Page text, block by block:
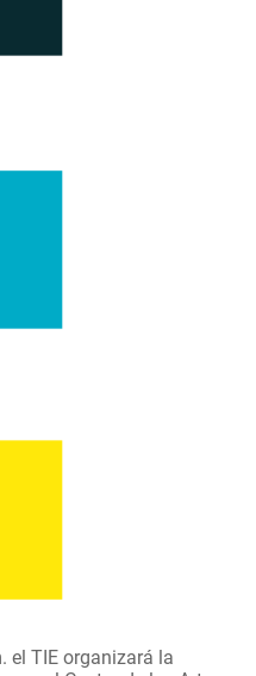
el TIE organizará la